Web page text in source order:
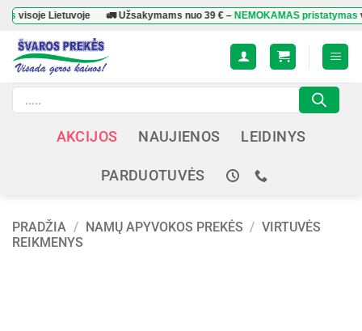
Skip
content
Lietuvoje 🚛 Užsakymams nuo39 €–NEMOKAMAS pristatymasvisoje
Products
search
AKCIJOS NAUJIENOS LEIDINYS
PARDUOTUVĖS
PRADŽIA / NAMŲ APYVOKOS PREKĖS / VIRTUVĖS
REIKMENYS